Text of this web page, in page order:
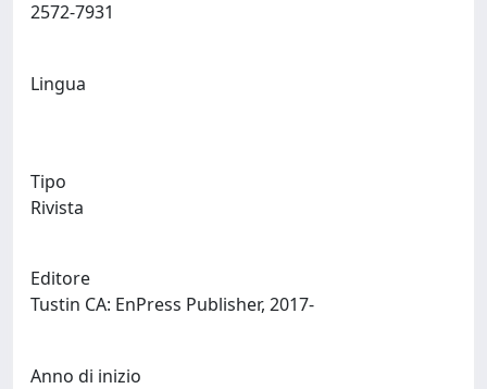
Lingua
Tipo
Rivista
Editore
Anno di inizio